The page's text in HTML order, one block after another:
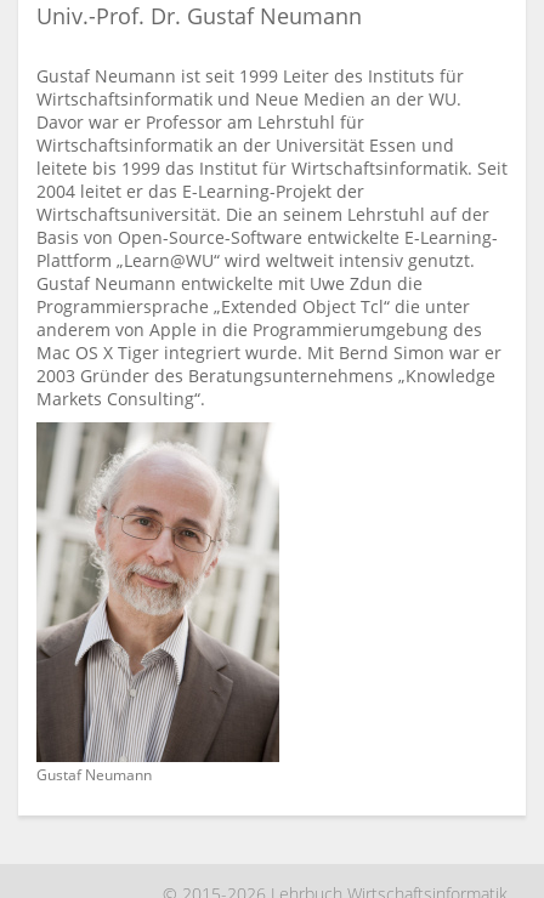
Univ.-Prof. Dr. Gustaf Neumann
Gustaf Neumann ist seit 1999 Leiter des Instituts für
Wirtschaftsinformatik und Neue Medien an der WU.
Davor war er Professor am Lehrstuhl für
Wirtschaftsinformatik an der Universität Essen und
leitete bis 1999 das Institut für Wirtschaftsinformatik. Seit
2004 leitet er das E-Learning-Projekt der
Wirtschaftsuniversität. Die an seinem Lehrstuhl auf der
Basis von Open-Source-Software entwickelte E-Learning-
Plattform „Learn@WU“ wird weltweit intensiv genutzt.
Gustaf Neumann entwickelte mit Uwe Zdun die
Programmiersprache „Extended Object Tcl“ die unter
anderem von Apple in die Programmierumgebung des
Mac OS X Tiger integriert wurde. Mit Bernd Simon war er
2003 Gründer des Beratungsunternehmens „Knowledge
Markets Consulting“.
Gustaf Neumann